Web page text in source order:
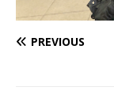
PREVIOUS